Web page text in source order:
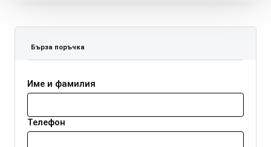
Бърза поръчка
Име и фамилия
Телефон